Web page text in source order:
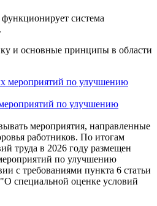
система
и основные принципы в области
по улучшению
мероприятия, направленные
работников. По итогам
труда в 2026 году размещен
по улучшению
с требованиями пункта 6 статьи
специальной оценке условий